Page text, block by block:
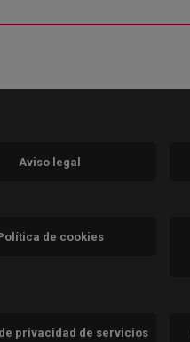
nueva)nueva)
nueva)
Aviso legal
de cookies
privacidad de servicios